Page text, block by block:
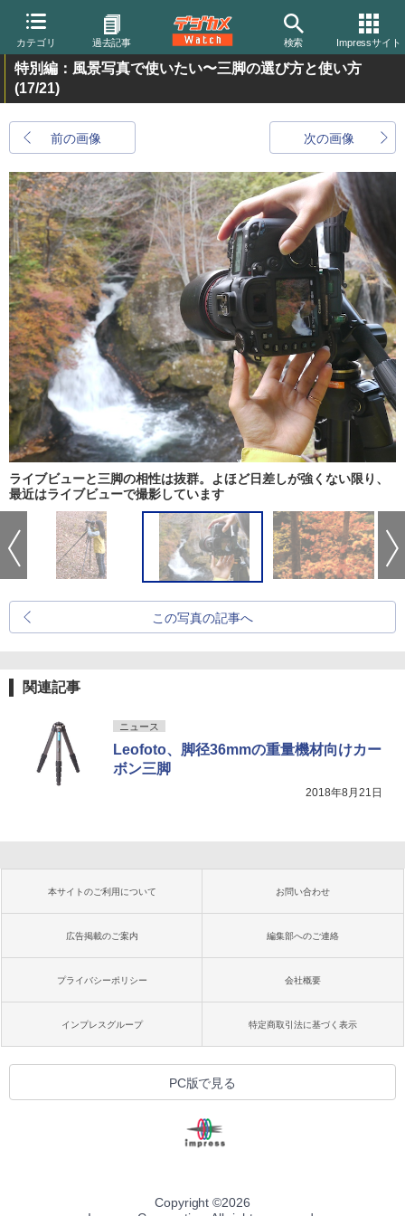
カテゴリ 過去記事 検索 Impressサイト
特別編：風景写真で使いたい〜三脚の選び方と使い方
(17/21)
前の画像 次の画像
ライブビューと三脚の相性は抜群。よほど日差しが強くない限り、
最近はライブビューで撮影しています
この写真の記事へ
関連記事
ニュース
Leofoto、脚径36mmの重量機材向けカー
ボン三脚
2018年8月21日
本サイトのご利用について お問い合わせ
広告掲載のご案内 編集部へのご連絡
プライバシーポリシー 会社概要
インプレスグループ 特定商取引法に基づく表示
PC版で見る
Copyright ©2026